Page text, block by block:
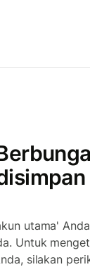
utama'
Untuk
silakan